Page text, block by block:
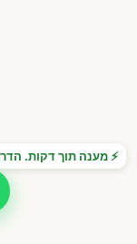
⚡ מענה תוך דקות.